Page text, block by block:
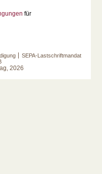
für
SEPA-Lastschriftmandat
2026